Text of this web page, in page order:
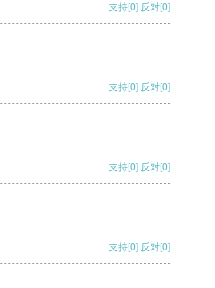
支持[0] 反对[0]
支持[0] 反对[0]
支持[0] 反对[0]
支持[0] 反对[0]